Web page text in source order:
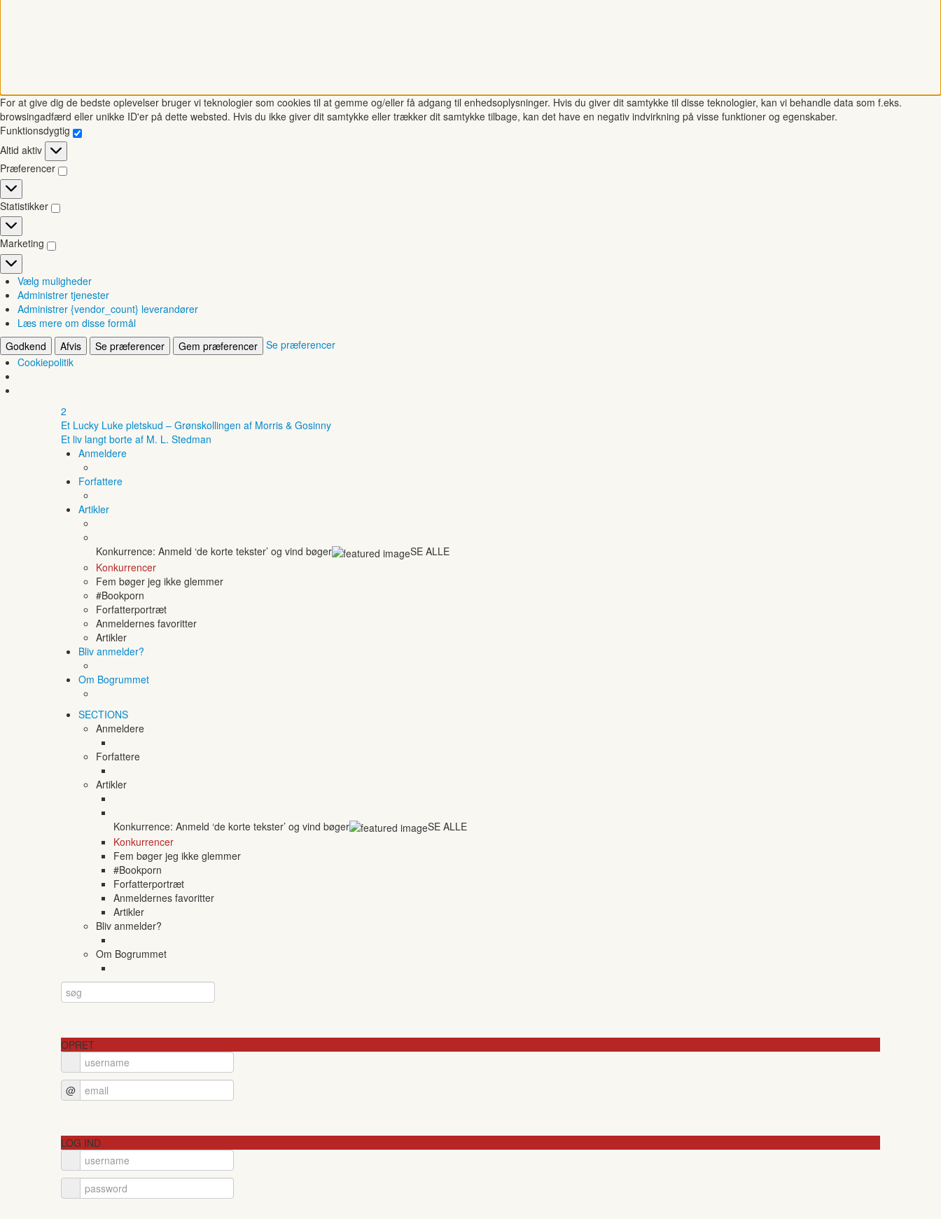
For at give dig de bedste oplevelser bruger vi teknologier som cookies til at gemme og/eller få adgang til enhedsoplysninger. Hvis du giver dit samtykke til disse teknologier, kan vi behandle data som f.eks.
browsingadfærd eller unikke ID'er på dette websted. Hvis du ikke giver dit samtykke eller trækker dit samtykke tilbage, kan det have en negativ indvirkning på visse funktioner og egenskaber.
Funktionsdygtig
Funktionsdygtig
Altid aktiv
Præferencer
Præferencer
Statistikker
Statistikker
Marketing
Marketing
Vælg muligheder
Administrer tjenester
Administrer {vendor_count} leverandører
Læs mere om disse formål
Godkend
Afvis Se præferencer Gem præferencer Se præferencer
Cookiepolitik
2
Et Lucky Luke pletskud – Grønskollingen af Morris & Gosinny
Et liv langt borte af M. L. Stedman
Anmeldere
Forfattere
Artikler
Konkurrence: Anmeld ‘de korte tekster’ og vind bøger
SE ALLE
Konkurrencer
Fem bøger jeg ikke glemmer
#Bookporn
Forfatterportræt
Anmeldernes favoritter
Artikler
Bliv anmelder?
Om Bogrummet
SECTIONS
Anmeldere
Forfattere
Artikler
Konkurrence: Anmeld ‘de korte tekster’ og vind bøger
SE ALLE
Konkurrencer
Fem bøger jeg ikke glemmer
#Bookporn
Forfatterportræt
Anmeldernes favoritter
Artikler
Bliv anmelder?
Om Bogrummet
OPRET
@
LOG IND